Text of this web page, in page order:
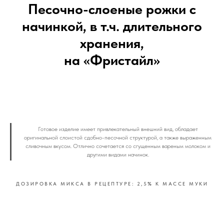
Песочно-слоеные рожки с
начинкой, в т.ч. длительного
хранения,
на «Фристайл»
Готовое изделие имеет привлекательный внешний вид, обладает
оригинальной слоистой сдобно-песочной структурой, а также выраженным
сливочным вкусом. Отлично сочетается со сгущенным вареным молоком и
другими видами начинок.
ДОЗИРОВКА МИКСА В РЕЦЕПТУРЕ: 2,5% К МАССЕ МУКИ